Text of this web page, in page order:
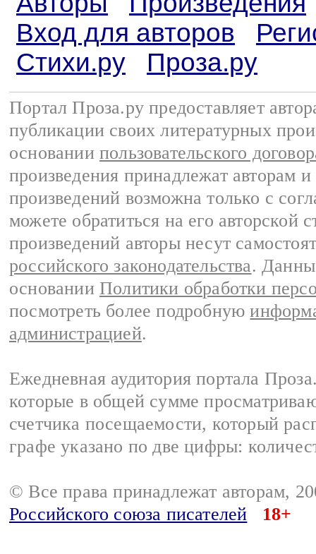
Вход для авторов
Стихи.ру
Проза.ру
Портал Проза.ру предоставляет
публикации своих литературных
основании пользовательского
произведения принадлежат авторам
произведений возможна только с
можете обратиться на его авторской
произведений авторы несут
российского законодательства.
основании Политики обработки
посмотреть более подробную
администрацией.
Ежедневная аудитория портала
которые в общей сумме
счетчика посещаемости, который
графе указано по две цифры:
© Все права принадлежат авторам,
Российского союза писателей
18+